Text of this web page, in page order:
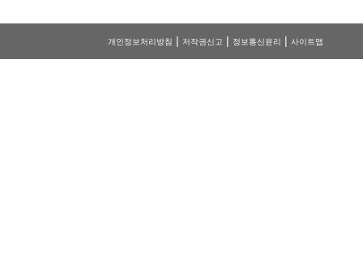
개인정보처리방침 | 저작권신고 | 정보통신윤리 | 사이트맵